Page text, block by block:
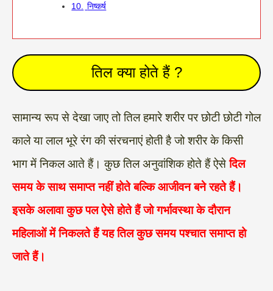
10.
निष्कर्ष
तिल क्या होते हैं ?
सामान्य रूप से देखा जाए तो तिल हमारे शरीर पर छोटी छोटी गोल
काले या लाल भूरे रंग की संरचनाएं होती है जो शरीर के किसी
भाग में निकल आते हैं। कुछ तिल अनुवांशिक होते हैं ऐसेदिल
समय के साथ समाप्त नहीं होते बल्कि आजीवन बने रहते हैं।
इसके अलावा कुछ पल ऐसे होते हैं जो गर्भावस्था के दौरान
महिलाओं में निकलते हैं यह तिल कुछ समय पश्चात समाप्त हो
जाते हैं।